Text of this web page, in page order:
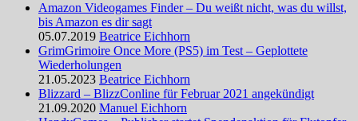
Amazon Videogames Finder – Du weißt nicht, was du willst,
bis Amazon es dir sagt
05.07.2019 Beatrice Eichhorn
GrimGrimoire Once More (PS5) im Test – Geplottete
Wiederholungen
21.05.2023 Beatrice Eichhorn
Blizzard – BlizzConline für Februar 2021 angekündigt
21.09.2020 Manuel Eichhorn